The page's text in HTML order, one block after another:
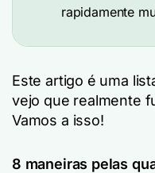
rapidamente
Este artigo é uma
vejo que realmente
Vamos a isso!
8 maneiras pelas